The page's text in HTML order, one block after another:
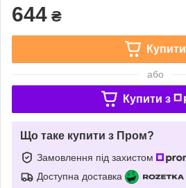
644 ₴
Купити
або
Купити з
Що таке купити з Пром?
Замовлення під захистом
Доступна доставка